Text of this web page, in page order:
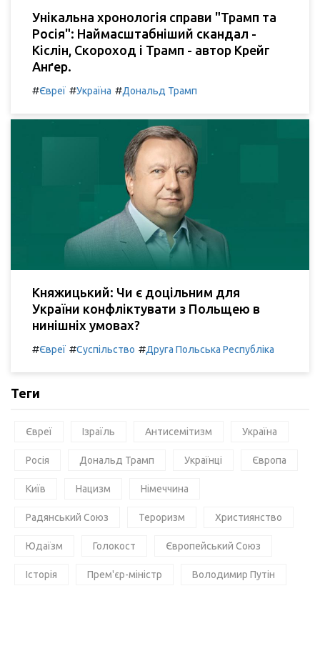
Унікальна хронологія справи "Трамп та
Росія": Наймасштабніший скандал -
Кіслін, Скороход і Трамп - автор Крейг
Анґер.
#Євреї #Україна #Дональд Трамп
Княжицький: Чи є доцільним для
України конфліктувати з Польщею в
нинішніх умовах?
#Євреї #Суспільство #Друга Польська Республіка
Теги
Євреї Ізраїль Антисемітизм Україна
Росія Дональд Трамп Українці Європа
Київ Нацизм Німеччина
Радянський Союз Тероризм Християнство
Юдаїзм Голокост Європейський Союз
Історія Прем'єр-міністр Володимир Путін